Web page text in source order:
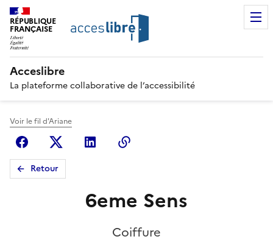
RÉPUBLIQUE
FRANÇAISE
Acceslibre
La plateforme collaborative de l’accessibilité
Voir le fil d'Ariane
FacebookX (anciennement Twitter)
Linkedin
Retour
6eme Sens
Coiffure